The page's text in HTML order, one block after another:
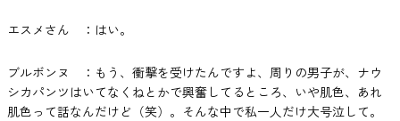
エスメさん ：はい。
ブルボンヌ ：もう、衝撃を受けたんですよ、周りの男子が、ナウ
シカパンツはいてなくねとかで興奮してるところ、いや肌色、あれ
肌色って話なんだけど（笑）。そんな中で私一人だけ大号泣して。